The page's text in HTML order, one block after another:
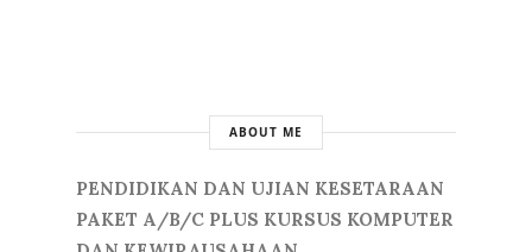
ABOUT ME
PENDIDIKAN DAN UJIAN KESETARAAN
PAKET A/B/C PLUS KURSUS KOMPUTER